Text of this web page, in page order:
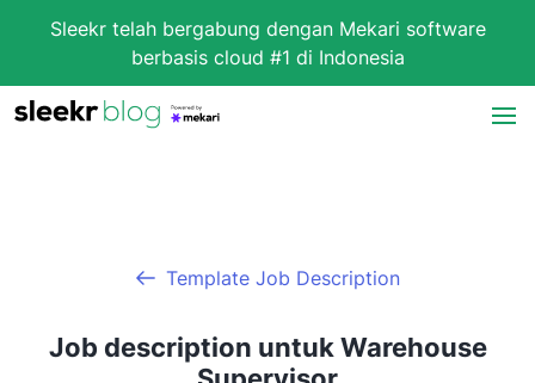
Sleekr telah bergabung dengan Mekari software
berbasis cloud #1 di Indonesia
Template Job Description
Job description untuk Warehouse